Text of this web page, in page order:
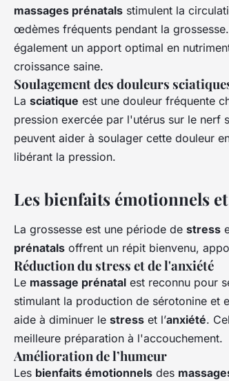
massages prénatals stimulent la
œdèmes fréquents pendant la
également un apport optimal en
croissance saine.
Soulagement des douleurs
La sciatique est une douleur fréquente
pression exercée par l'utérus sur le nerf
peuvent aider à soulager cette douleur
libérant la pression.
Les bienfaits émotionnels
La grossesse est une période de stress
prénatals offrent un répit bienvenu,
Réduction du stress et de l'anxiété
Le massage prénatal est reconnu pour
stimulant la production de sérotonine et
aide à diminuer le stress et l’anxiété.
meilleure préparation à l'accouchement.
Amélioration de l’humeur
Les bienfaits émotionnels des